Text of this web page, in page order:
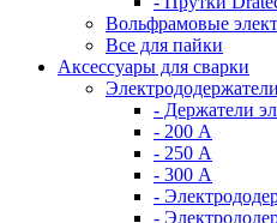
Вольфрамовые
Все для пайки
Аксессуары для сварки
Электрододержатели
- Держатели
- 200 А
- 250 А
- 300 А
-
-